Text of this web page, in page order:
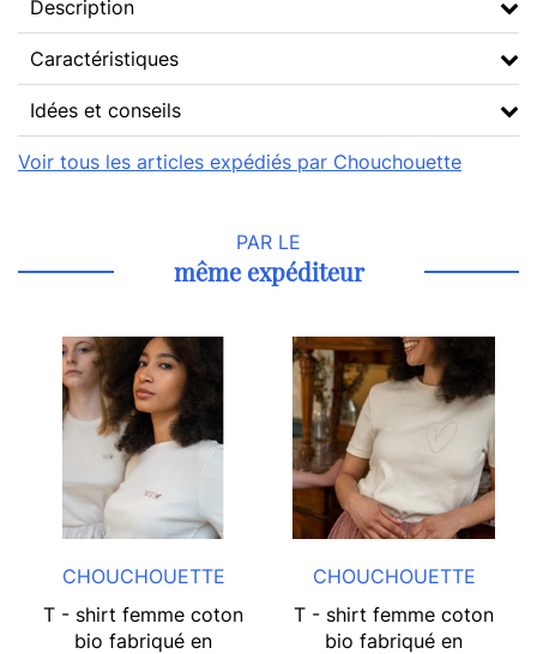
Description
Caractéristiques
Idées et conseils
Voir tous les articles expédiés par Chouchouette
PAR LE
même expéditeur
CHOUCHOUETTE
T - shirt femme coton
bio fabriqué en
CHOUCHOUETTE
T - shirt femme coton
bio fabriqué en